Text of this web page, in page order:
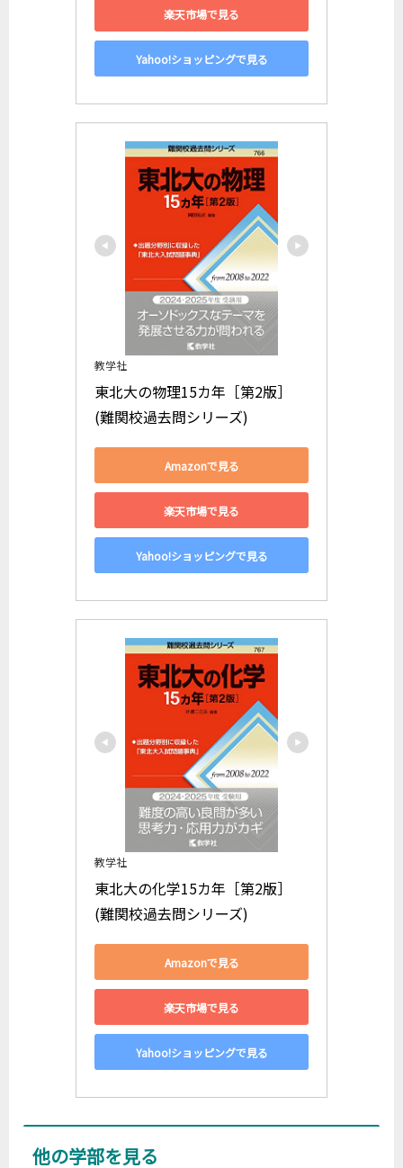
楽天市場で見る
Yahoo!ショッピングで見る
教学社
東北大の物理15カ年［第2版］
(難関校過去問シリーズ)
Amazonで見る
楽天市場で見る
Yahoo!ショッピングで見る
教学社
東北大の化学15カ年［第2版］
(難関校過去問シリーズ)
Amazonで見る
楽天市場で見る
Yahoo!ショッピングで見る
他の学部を見る